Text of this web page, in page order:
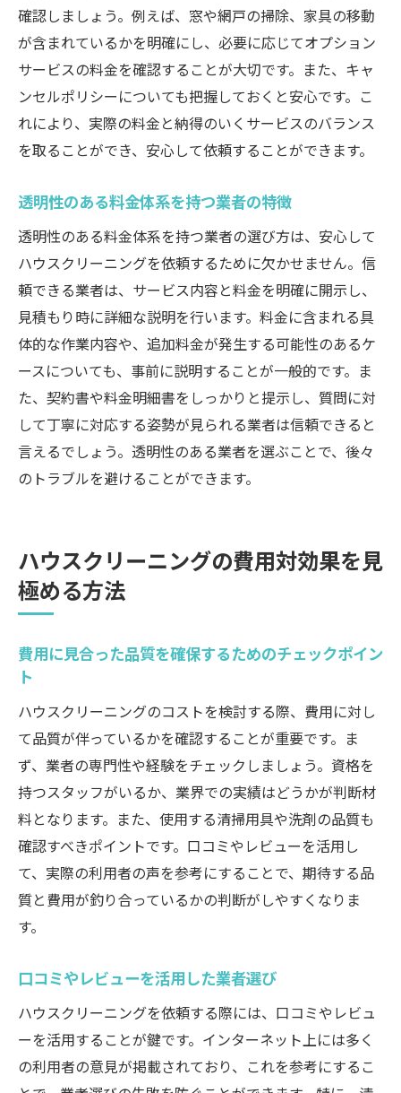
確認しましょう。例えば、窓や網戸の掃除、家具の移動
が含まれているかを明確にし、必要に応じてオプション
サービスの料金を確認することが大切です。また、キャ
ンセルポリシーについても把握しておくと安心です。こ
れにより、実際の料金と納得のいくサービスのバランス
を取ることができ、安心して依頼することができます。
透明性のある料金体系を持つ業者の特徴
透明性のある料金体系を持つ業者の選び方は、安心して
ハウスクリーニングを依頼するために欠かせません。信
頼できる業者は、サービス内容と料金を明確に開示し、
見積もり時に詳細な説明を行います。料金に含まれる具
体的な作業内容や、追加料金が発生する可能性のあるケ
ースについても、事前に説明することが一般的です。ま
た、契約書や料金明細書をしっかりと提示し、質問に対
して丁寧に対応する姿勢が見られる業者は信頼できると
言えるでしょう。透明性のある業者を選ぶことで、後々
のトラブルを避けることができます。
ハウスクリーニングの費用対効果を見
極める方法
費用に見合った品質を確保するためのチェックポイン
ト
ハウスクリーニングのコストを検討する際、費用に対し
て品質が伴っているかを確認することが重要です。ま
ず、業者の専門性や経験をチェックしましょう。資格を
持つスタッフがいるか、業界での実績はどうかが判断材
料となります。また、使用する清掃用具や洗剤の品質も
確認すべきポイントです。口コミやレビューを活用し
て、実際の利用者の声を参考にすることで、期待する品
質と費用が釣り合っているかの判断がしやすくなりま
す。
口コミやレビューを活用した業者選び
ハウスクリーニングを依頼する際には、口コミやレビュ
ーを活用することが鍵です。インターネット上には多く
の利用者の意見が掲載されており、これを参考にするこ